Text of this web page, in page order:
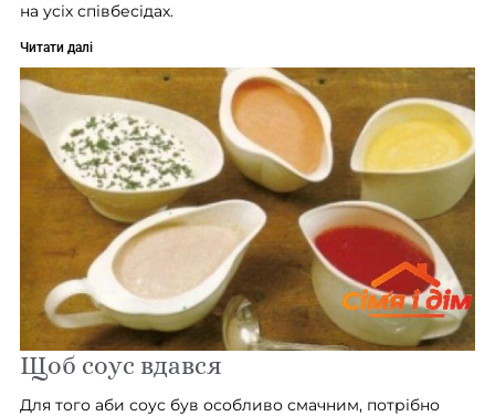
на усіх співбесідах.
Читати далі
Щоб соус вдався
Для того аби соус був особливо смачним, потрібно